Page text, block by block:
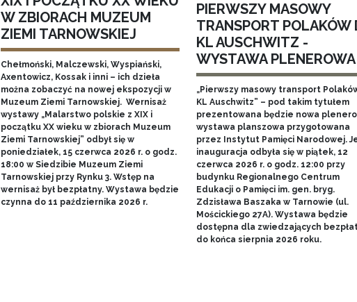
W ZBIORACH MUZEUM
ZIEMI TARNOWSKIEJ
Chełmoński, Malczewski, Wyspiański,
Axentowicz, Kossak i inni – ich dzieła
można zobaczyć na nowej ekspozycji w
Muzeum Ziemi Tarnowskiej. Wernisaż
wystawy „Malarstwo polskie z XIX i
początku XX wieku w zbiorach Muzeum
Ziemi Tarnowskiej” odbył się w
poniedziałek, 15 czerwca 2026 r. o godz.
18:00 w Siedzibie Muzeum Ziemi
Tarnowskiej przy Rynku 3. Wstęp na
wernisaż był bezpłatny. Wystawa będzie
czynna do 11 października 2026 r.
PIERWSZY MASOWY
TRANSPORT POLAKÓW
KL AUSCHWITZ -
WYSTAWA PLENEROWA
„Pierwszy masowy transport
KL Auschwitz” – pod takim tytułem
prezentowana będzie nowa
wystawa planszowa przygotowana
przez Instytut Pamięci Narodowej.
inauguracja odbyła się w piątek, 12
czerwca 2026 r. o godz. 12:00 przy
budynku Regionalnego Centrum
Edukacji o Pamięci im. gen. bryg.
Zdzisława Baszaka w Tarnowie (ul.
Mościckiego 27A). Wystawa będzie
dostępna dla zwiedzających
do końca sierpnia 2026 roku.